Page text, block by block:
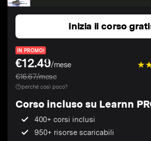
Inizia il corso
IN PROMO!
€12.49/mese
€16.67/mese
perché così poco?
Corso incluso su Learnn
400+ corsi inclusi
950+ risorse scaricabili